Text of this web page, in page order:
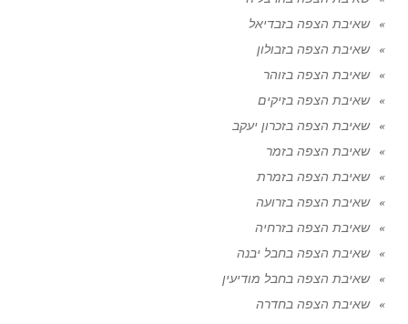
שאיבת הצפה בזבדיאל
שאיבת הצפה בזבולון
שאיבת הצפה בזוהר
שאיבת הצפה בזיקים
שאיבת הצפה בזכרון יעקב
שאיבת הצפה בזמר
שאיבת הצפה בזמרת
שאיבת הצפה בזרועה
שאיבת הצפה בזרחיה
שאיבת הצפה בחבל יבנה
שאיבת הצפה בחבל מודיעין
שאיבת הצפה בחדרה